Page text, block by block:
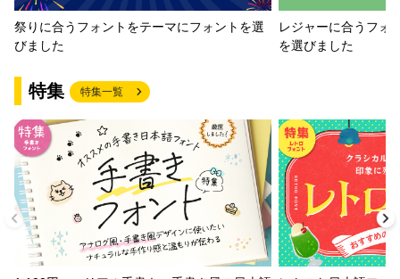
祭りに合うフォントをテーマにフォントを選
びました
レジャーに合うフォ
を選びました
特集 特集一覧